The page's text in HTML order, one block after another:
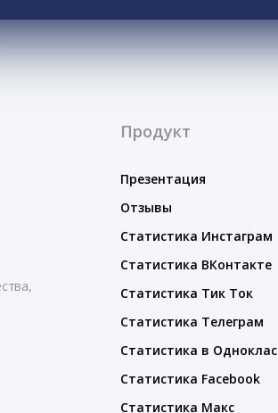
Продукт
Презентация
Отзывы
Статистика Инстаграм
Статистика ВКонтакте
Статистика Тик Ток
Статистика Телеграм
Статистика в
Статистика Facebook
Статистика Макс